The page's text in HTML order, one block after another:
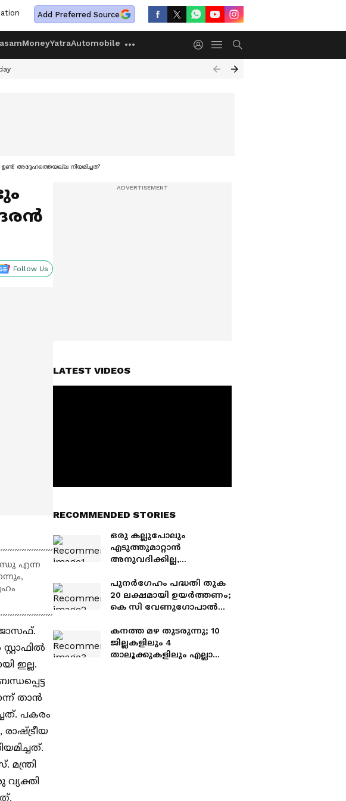
Add Preferred Source
MoneyYatraAutomobile
അദ്ദേഹത്തെയല്ല നിയമിച്ചത്'
Follow Us
എന്ന
ജോസഫ്.
ഇല്ല.
താൻ
പകരം
വ്യക്തി
LATEST VIDEOS
RECOMMENDED STORIES
ഒരു കല്ലുപോലും
എടുത്തുമാറ്റാൻ
അനുവദിക്കില്ല,
കോർപറേഷന് പുതിയ
കെട്ടിടം നിർമ്മിക്കാനുള്ള
നീക്കത്തിനെതിരെ വി
പുനര്‍ഗേഹം പദ്ധതി തുക
20 ലക്ഷമായി ഉയര്‍ത്തണം;
കെ സി വേണുഗോപാല്‍
നല്‍കി
കനത്ത മഴ തുടരുന്നു; 10
ജില്ലകളിലും 4
താലൂക്കുകളിലും എല്ലാ